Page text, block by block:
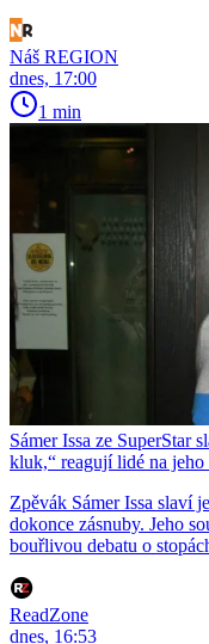
Náš REGION
dnes, 17:00
1 min
Sámer Issa ze SuperStar
kluk,“ reagují lidé na jeho
Zpěvák Sámer Issa slaví
dokonce zásnuby. Jeho
bouřlivou debatu o
ReadZone
dnes, 16:53